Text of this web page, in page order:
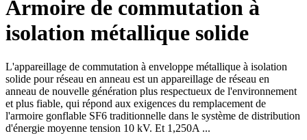
Armoire de commutation à
isolation métallique solide
L'appareillage de commutation à enveloppe métallique à isolation
solide pour réseau en anneau est un appareillage de réseau en
anneau de nouvelle génération plus respectueux de l'environnement
et plus fiable, qui répond aux exigences du remplacement de
l'armoire gonflable SF6 traditionnelle dans le système de distribution
d'énergie moyenne tension 10 kV. Et 1,250A ...